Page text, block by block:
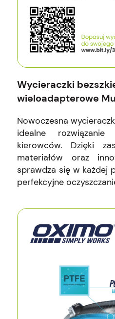
Wycieraczki
wieloadapterowe
Nowoczesna
idealne
kierowców. Dzięki
materiałów oraz
sprawdza się w każdej
perfekcyjne